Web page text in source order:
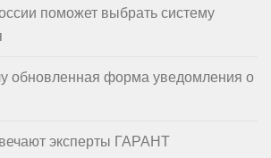
поможет выбрать систему
обновленная форма уведомления о
эксперты ГАРАНТ